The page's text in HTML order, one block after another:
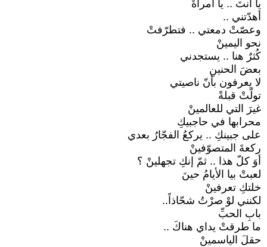
يا أنتَ .. يا امرأةً
أهدّتني ..
وعصّتْ دمعتي .. فتطرّفتْ
نحو اليمينْ
كُثرٌ هنا .. يستجدني
بعضَ الحنينِ
لا يعرفون بأنّ ناصيتي
تولّتْ قبلةً
غيرَ التي للعالمينْ
محرابها في حاجبيكِ
على جبينكِ .. يركعُ الفجّارُ بعدي
ركعةَ المتصوّفينْ
أوَ كلّ هذا .. ثمّ إنكِ تجهلينْ ؟
لعبتْ بيا الأيامُ حينَ
خلتكِ تعرفينْ
لكنني لوْ صرْتُ شحّاذاً..
بابِ الحبِّ
ما طرقتْ يداي هناكَ ..
حقلَ الياسمينْ